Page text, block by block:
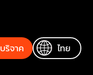
บริจาค ไทย